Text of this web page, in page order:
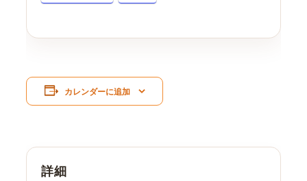
カレンダーに追加
詳細